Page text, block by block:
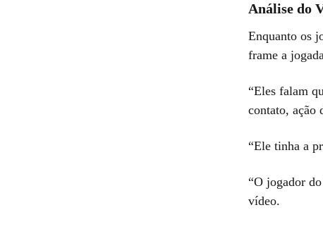
Análise do
Enquanto os
frame a
“Eles falam
contato, ação
“Ele tinha a
“O jogador
vídeo.